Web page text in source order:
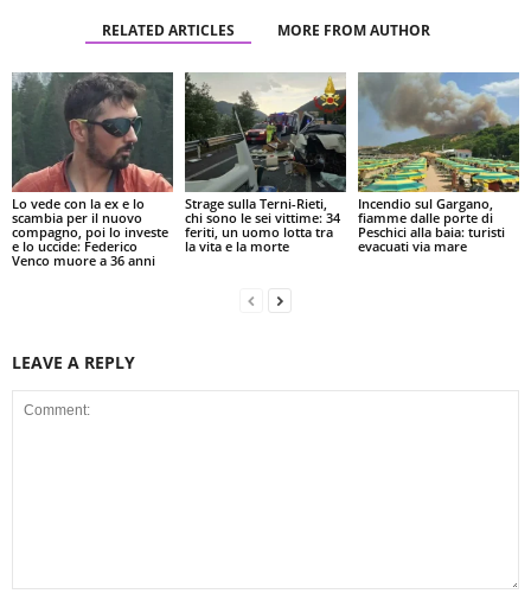
RELATED ARTICLES MORE FROM AUTHOR
Lo vede con la ex e lo
scambia per il nuovo
compagno, poi lo investe
e lo uccide: Federico
Venco muore a 36 anni
Strage sulla Terni-Rieti,
chi sono le sei vittime: 34
feriti, un uomo lotta tra
la vita e la morte
Incendio sul Gargano,
fiamme dalle porte di
Peschici alla baia: turisti
evacuati via mare
LEAVE A REPLY